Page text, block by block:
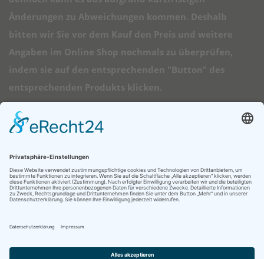
Änderungen zu Abweichungen kommen. Deshalb
bitten wir Sie vor dem Kauf den Preis und weitere
Angaben im Online Shop nochmals zu überprüfen,
indem sie auf den entsprechenden "Button" des
entsprechenden Produkts klicken.
➠ Direktlinks
Longboard Anfänger
Mini Longboards
Elektro Longboards